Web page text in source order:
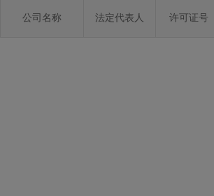
公司名称 法定代表人 许可证号